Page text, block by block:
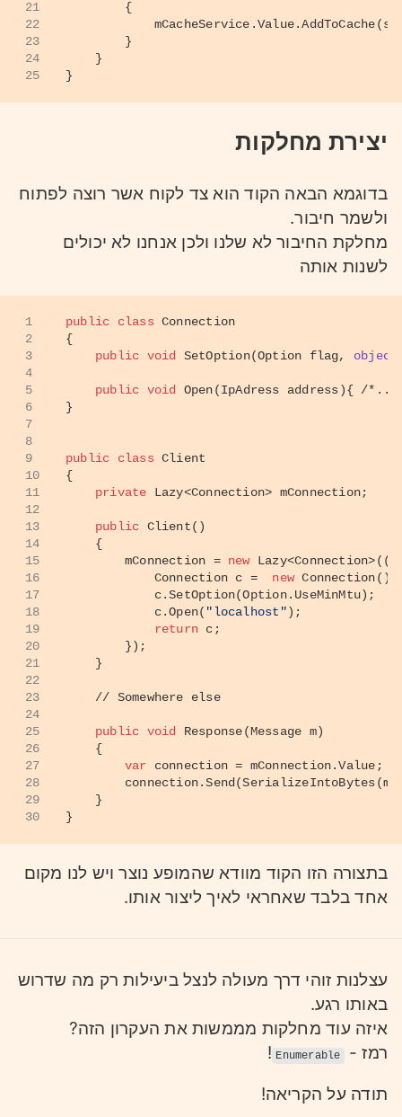
21
22
23
24
25
        {
        }
    }
}
יצירת מחלקות
בדוגמא הבאה הקוד הוא צד לקוח אשר רוצה לפתוח
ולשמר חיבור.
מחלקת החיבור לא שלנו ולכן אנחנו לא יכולים
לשנות אותה
1
2
3
4
5
6
7
8
9
10
11
12
13
14
15
16
17
18
19
20
21
22
23
24
25
26
27
28
29
30
public class Connection
{
public void SetOption(Option flag, object
public void Open(IpAdress address){ /
}
public class Client
{
private Lazy<Connection> mConnection;
public Client()
    {
        mConnection =
new
            Connection c =
new Connection();
            c.SetOption(Option.UseMinMtu);
            c.Open(
"localhost");
return c;
        });
    }
// Somewhere else
public void Response(Message m)
    {
var connection = mConnection.Value;
    }
}
בתצורה הזו הקוד מוודא שהמופע נוצר ויש לנו מקום
אחד בלבד שאחראי לאיך ליצור אותו.
עצלנות זוהי דרך מעולה לנצל ביעילות רק מה שדרוש
באותו רגע.
איזה עוד מחלקות מממשות את העקרון הזה?
רמז - Enumerable
!
תודה על הקריאה!